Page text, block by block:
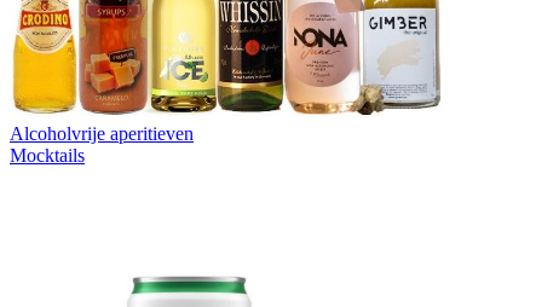
Alcoholvrije aperitieven
Mocktails